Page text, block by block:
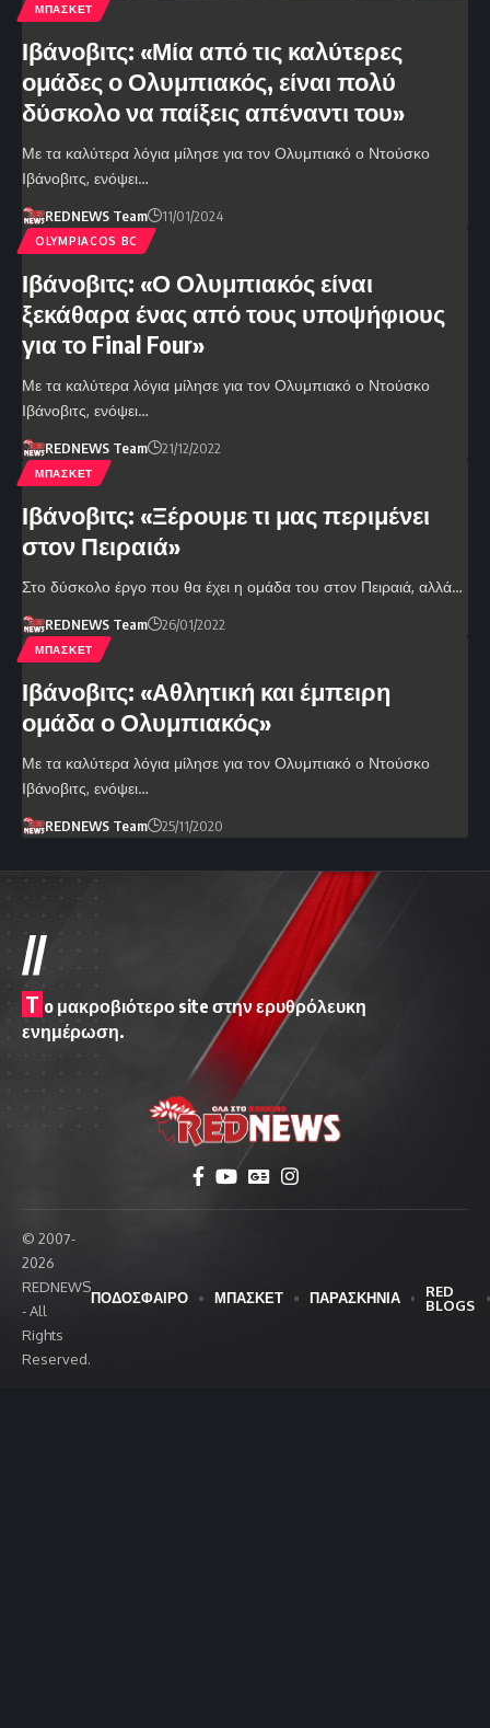
ΜΠΑΣΚΕΤ
Ιβάνοβιτς: «Μία από τις καλύτερες
ομάδες ο Ολυμπιακός, είναι πολύ
δύσκολο να παίξεις απέναντι του»
Με τα καλύτερα λόγια μίλησε για τον Ολυμπιακό ο Ντούσκο
Ιβάνοβιτς, ενόψει…
REDNEWS Team 11/01/2024
OLYMPIACOS BC
Ιβάνοβιτς: «Ο Ολυμπιακός είναι
ξεκάθαρα ένας από τους υποψήφιους
για το Final Four»
Με τα καλύτερα λόγια μίλησε για τον Ολυμπιακό ο Ντούσκο
Ιβάνοβιτς, ενόψει…
REDNEWS Team 21/12/2022
ΜΠΑΣΚΕΤ
Ιβάνοβιτς: «Ξέρουμε τι μας περιμένει
στον Πειραιά»
Στο δύσκολο έργο που θα έχει η ομάδα του στον Πειραιά, αλλά…
REDNEWS Team 26/01/2022
ΜΠΑΣΚΕΤ
Ιβάνοβιτς: «Αθλητική και έμπειρη
ομάδα ο Ολυμπιακός»
Με τα καλύτερα λόγια μίλησε για τον Ολυμπιακό ο Ντούσκο
Ιβάνοβιτς, ενόψει…
REDNEWS Team 25/11/2020
//
T o μακροβιότερο site στην ερυθρόλευκη
ενημέρωση.
© 2007-
2026
REDNEWS
- All
Rights
Reserved.
ΠΟΔΟΣΦΑΙΡΟ ΜΠΑΣΚΕΤ ΠΑΡΑΣΚΗΝΙΑ
RED
BLOGS